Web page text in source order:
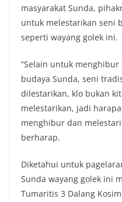
masyarakat Sunda,
untuk melestarikan seni
seperti wayang golek ini.
“Selain untuk menghibur
budaya Sunda, seni
dilestarikan, klo bukan
melestarikan, jadi
menghibur dan
berharap.
Diketahui untuk
Sunda wayang golek ini
Tumaritis 3 Dalang